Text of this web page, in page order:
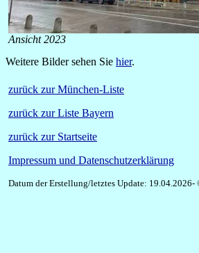
Ansicht 2023
Weitere Bilder sehen Sie hier.
zurück zur München-Liste
zurück zur Liste Bayern
zurück zur Startseite
Impressum und Datenschutzerklärung
Datum der Erstellung/letztes Update: